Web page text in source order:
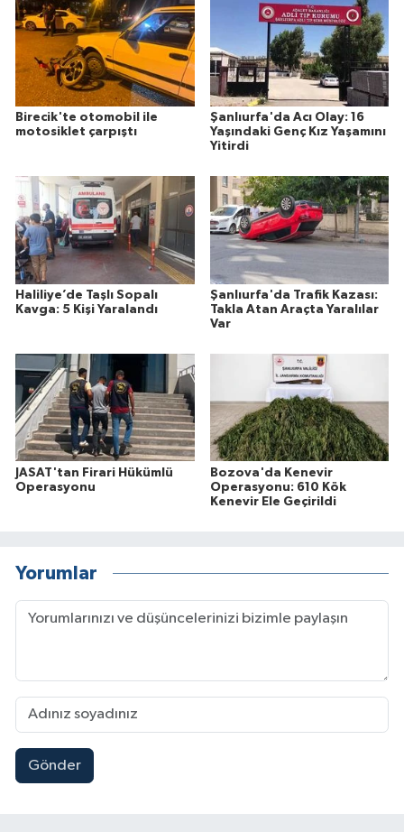
Birecik'te otomobil ile
motosiklet çarpıştı
Şanlıurfa'da Acı Olay: 16
Yaşındaki Genç Kız Yaşamını
Yitirdi
Haliliye’de Taşlı Sopalı
Kavga: 5 Kişi Yaralandı
Şanlıurfa'da Trafik Kazası:
Takla Atan Araçta Yaralılar
Var
JASAT'tan Firari Hükümlü
Operasyonu
Bozova'da Kenevir
Operasyonu: 610 Kök
Kenevir Ele Geçirildi
Yorumlar
Gönder